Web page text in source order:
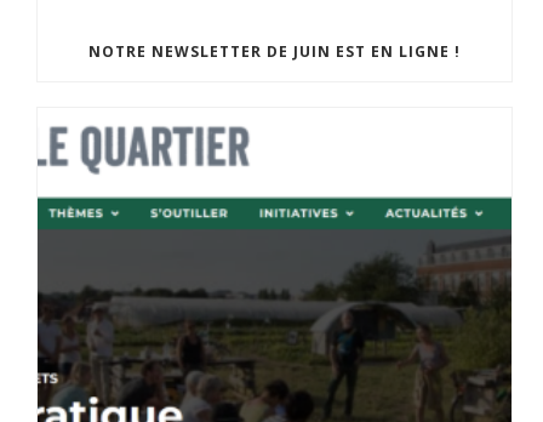
NOTRE NEWSLETTER DE JUIN EST EN LIGNE !